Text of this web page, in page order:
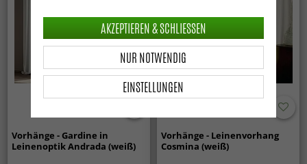
Vorhänge - Gardine in
Leinenoptik Andrada (weiß)
Vorhänge - Leinenvorhang
Cosmina (weiß)
EINSTELLUNGEN
NUR NOTWENDIG
AKZEPTIEREN & SCHLIESSEN